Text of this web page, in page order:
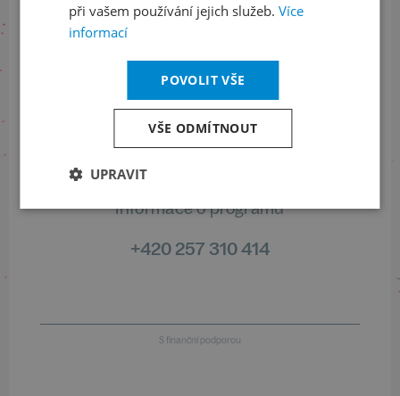
LinkedIn
flickr
+420 461 049 232
Informace o programu
+420 257 310 414
S finanční podporou
při vašem používání jejich služeb. Více
informací
POVOLIT VŠE
VŠE ODMÍTNOUT
UPRAVIT